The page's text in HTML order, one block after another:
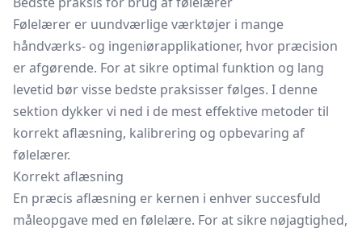
Følelærer er uundværlige værktøjer i mange
håndværks- og ingeniørapplikationer, hvor præcision
er afgørende. For at sikre optimal funktion og lang
levetid bør visse bedste praksisser følges. I denne
sektion dykker vi ned i de mest effektive metoder til
korrekt aflæsning, kalibrering og opbevaring af
følelærer.
Korrekt aflæsning
En præcis aflæsning er kernen i enhver succesfuld
måleopgave med en følelære. For at sikre nøjagtighed,